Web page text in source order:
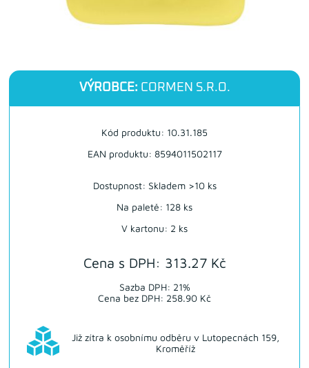
VÝROBCE: CORMEN S.R.O.
Cena s DPH: 313.27 Kč
Sazba DPH: 21%
Cena bez DPH: 258.90 Kč
Kód produktu: 10.31.185
EAN produktu: 8594011502117
Již zítra k osobnímu odběru v Lutopecnách 159,
Kroměříž
Dostupnost: Skladem >10 ks
Na paletě: 128 ks
V kartonu: 2 ks